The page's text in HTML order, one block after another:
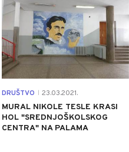
DRUŠTVO 23.03.2021.
MURAL NIKOLE TESLE KRASI
HOL "SREDNJOŠKOLSKOG
CENTRA" NA PALAMA